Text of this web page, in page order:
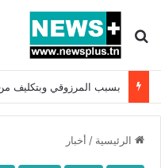
بحث عن
الرئيسية / أخبار